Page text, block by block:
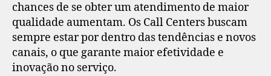
chances de se obter um atendimento de maior
qualidade aumentam. Os Call Centers buscam
sempre estar por dentro das tendências e novos
canais, o que garante maior efetividade e
inovação no serviço.